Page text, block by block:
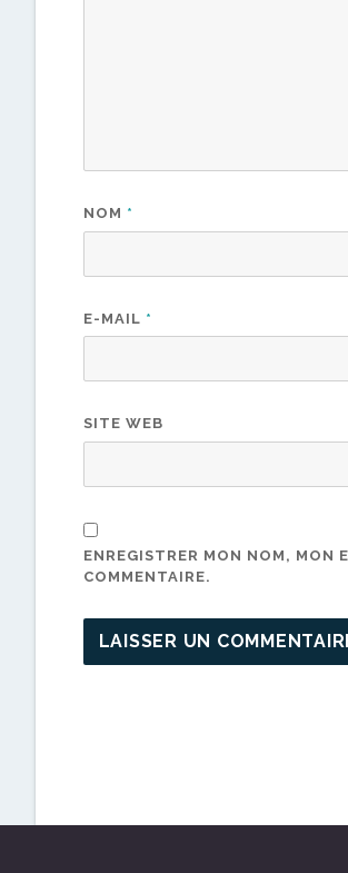
NOM *
E-MAIL *
SITE WEB
ENREGISTRER MON NOM, MON
COMMENTAIRE.